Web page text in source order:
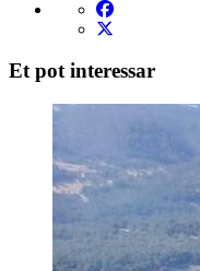
Et pot interessar